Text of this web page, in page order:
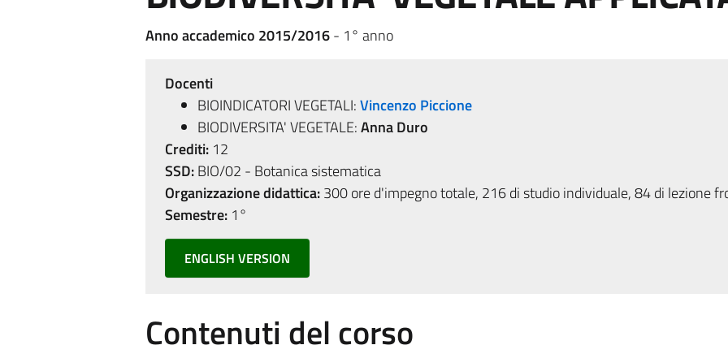
Anno accademico 2015/2016- 1° anno
Docenti
BIOINDICATORI VEGETALI:Vincenzo Piccione
BIODIVERSITA' VEGETALE:Anna Duro
Crediti:12
SSD:BIO/02 - Botanica sistematica
Organizzazione didattica:300 ore d'impegno totale, 216 di studio individuale, 84 di lezione
Semestre:1°
ENGLISH VERSION
Contenuti del corso